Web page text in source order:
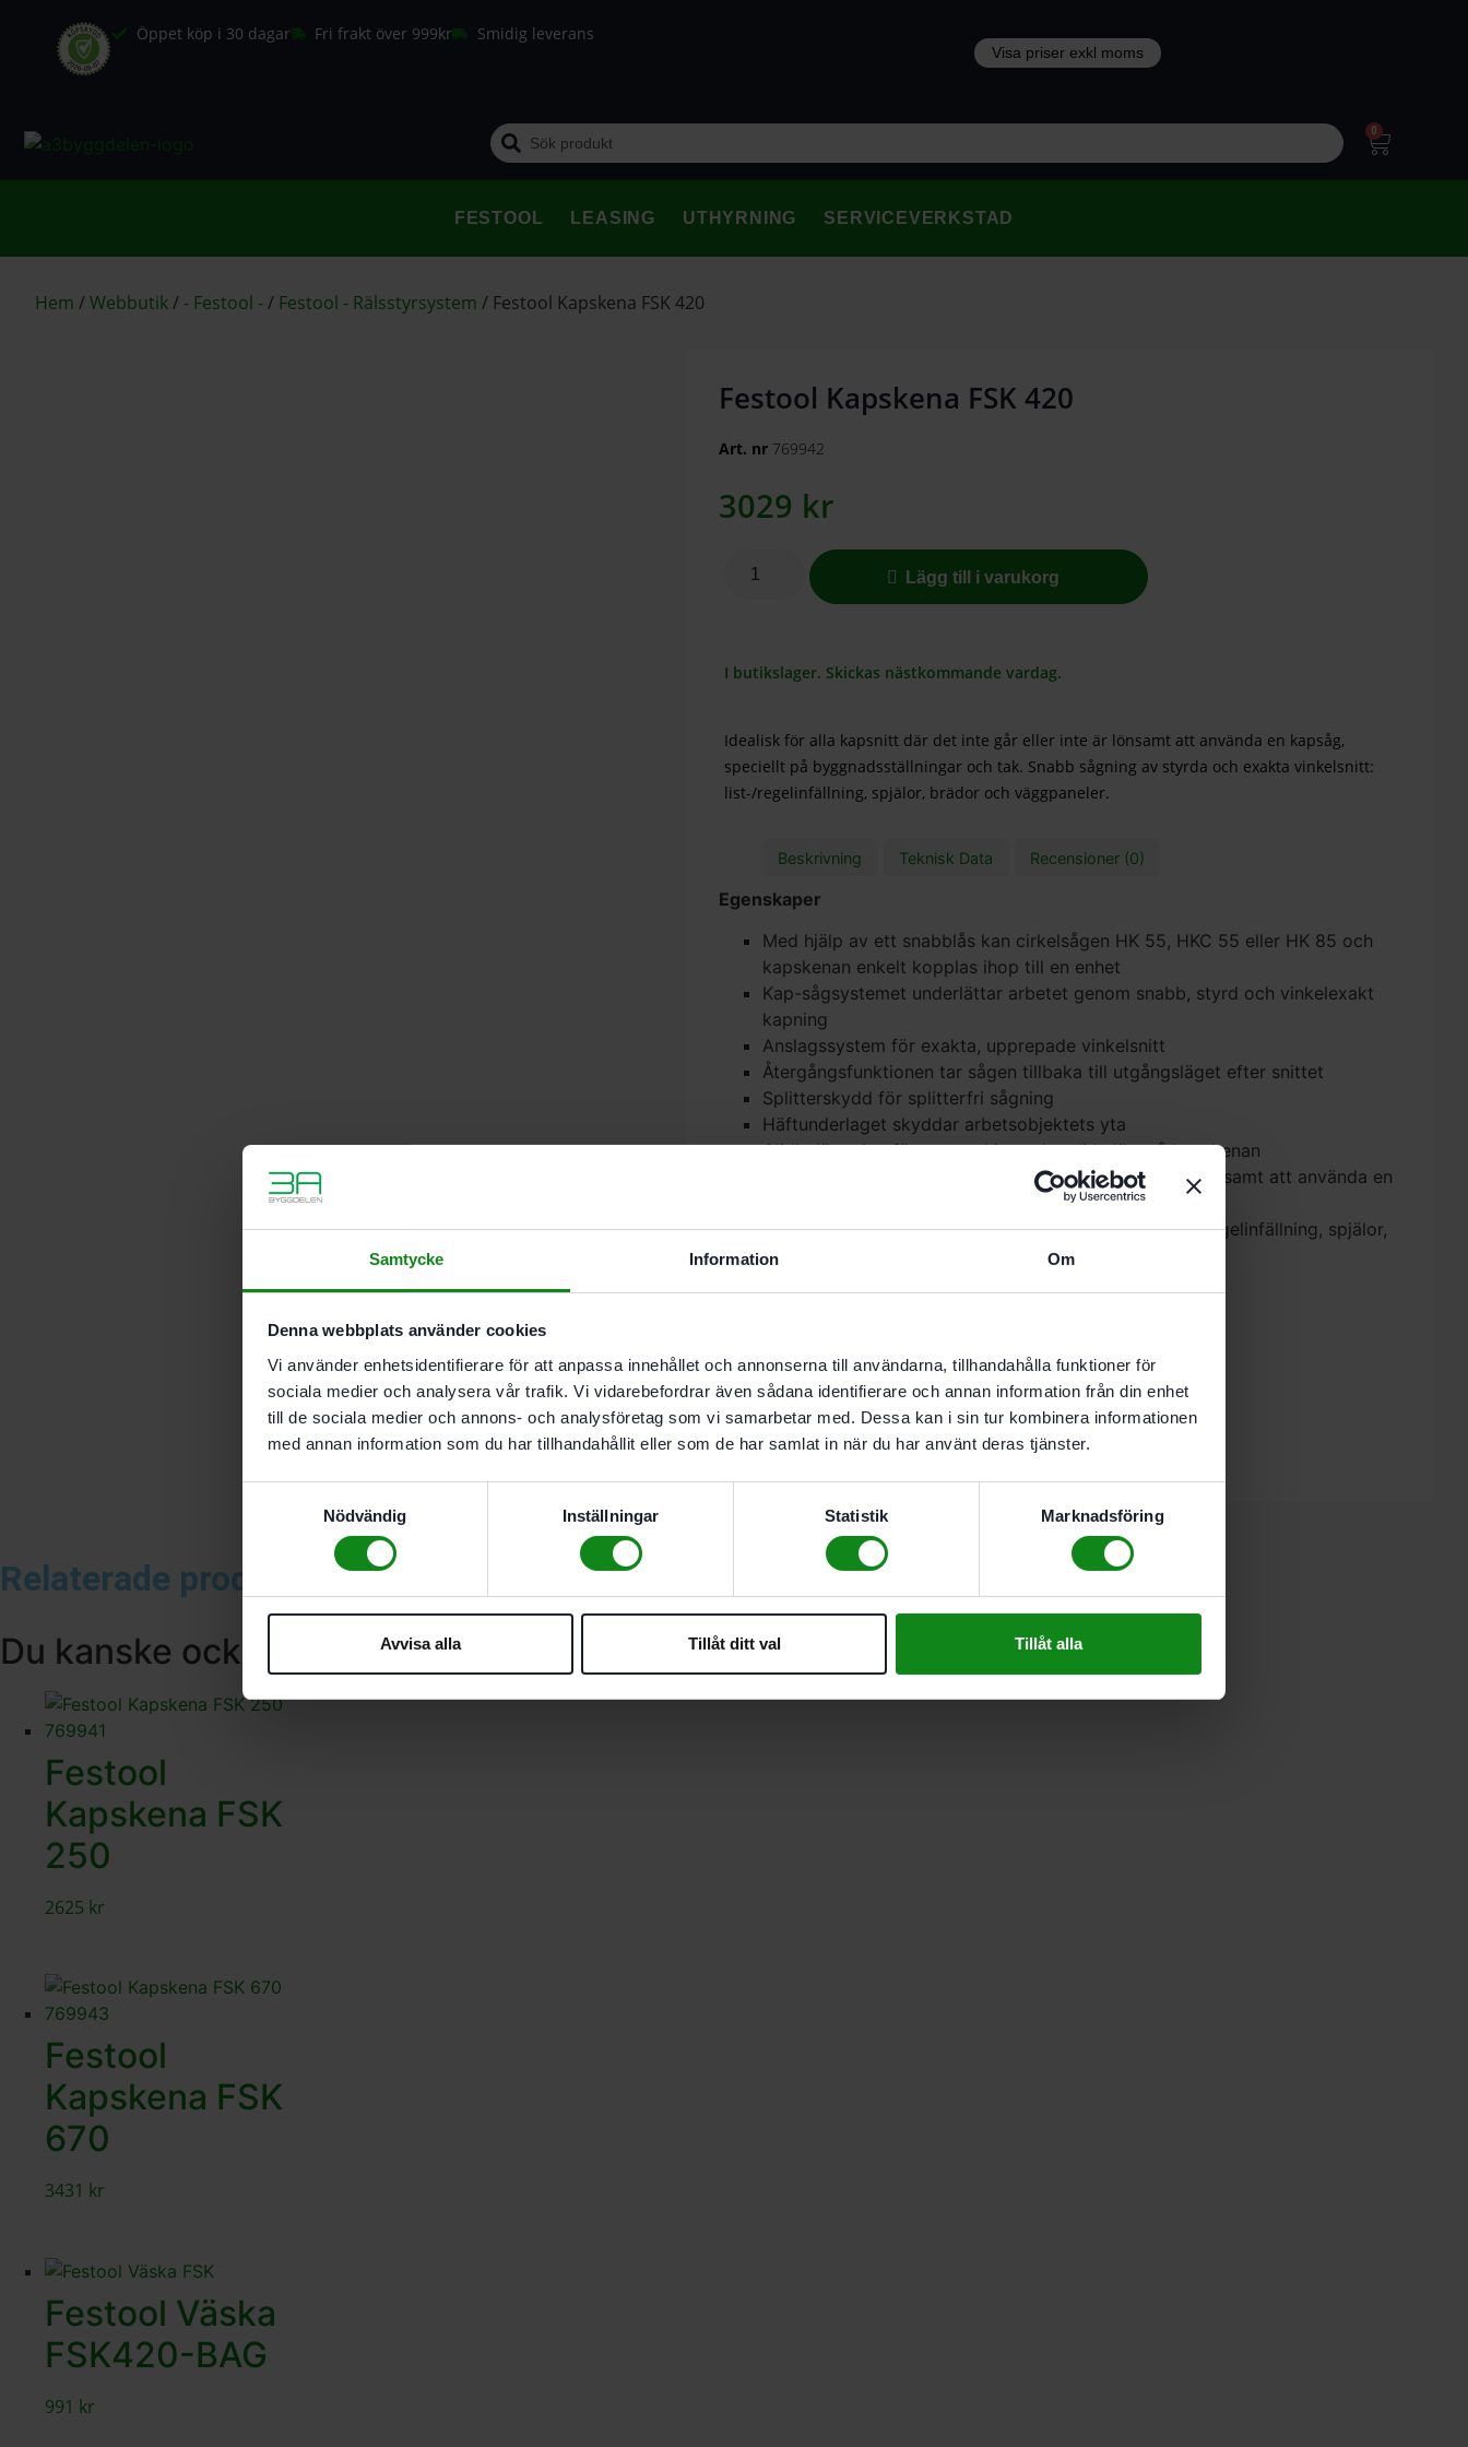
Samtycke Information Om
Denna webbplats använder cookies
Vi använder enhetsidentifierare för att anpassa innehållet och annonserna till användarna, tillhandahålla funktioner för
sociala medier och analysera vår trafik. Vi vidarebefordrar även sådana identifierare och annan information från din enhet
till de sociala medier och annons- och analysföretag som vi samarbetar med. Dessa kan i sin tur kombinera informationen
med annan information som du har tillhandahållit eller som de har samlat in när du har använt deras tjänster.
Nödvändig
Inställningar Statistik Marknadsföring
Avvisa alla Tillåt ditt val Tillåt alla
Öppet köp i 30 dagar Fri frakt över 999kr Smidig leverans
0
FESTOOL LEASING UTHYRNING SERVICEVERKSTAD
Hem /Webbutik/ - Festool -/ Festool - Rälsstyrsystem / Festool Kapskena FSK 420
Festool Kapskena FSK 420
Art. nr 769942
3029 kr
Lägg till i varukorg
I butikslager. Skickas nästkommande vardag.
Idealisk för alla kapsnitt där det inte går eller inte är lönsamt att använda en kapsåg,
speciellt på byggnadsställningar och tak. Snabb sågning av styrda och exakta vinkelsnitt:
list-/regelinfällning, spjälor, brädor och väggpaneler.
Beskrivning Teknisk Data Recensioner (0)
Egenskaper
Med hjälp av ett snabblås kan cirkelsågen HK 55, HKC 55 eller HK 85 och
kapskenan enkelt kopplas ihop till en enhet
Kap-sågsystemet underlättar arbetet genom snabb, styrd och vinkelexakt
kapning
Anslagssystem för exakta, upprepade vinkelsnitt
Återgångsfunktionen tar sågen tillbaka till utgångsläget efter snittet
Splitterskydd för splitterfri sågning
Häftunderlaget skyddar arbetsobjektets yta
Glidbeläggning för att maskinen ska glida lätt på kapskenan
Idealisk för alla kapsnitt där det inte går eller inte är lönsamt att använda en
kapsåg, speciellt på byggnadsställningar och tak
Snabb sågning av styrda och exakta vinkelsnitt: list-/regelinfällning, spjälor,
brädor och väggpaneler
Bli först med att recensera ”Festool Kapskena FSK 420”
Du måste varainloggad för att skriva en recension.
Relaterade produkter
Du kanske också gillar …
Festool
Kapskena FSK
250
2625 kr
Festool
Kapskena FSK
670
3431 kr
Festool Väska
FSK420-BAG
991 kr